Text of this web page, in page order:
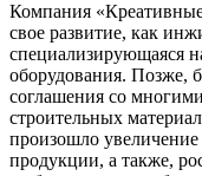
Компания
свое развитие, как
специализирующаяся
оборудования. Позже,
соглашения со
строительных
произошло увеличение
продукции, а также,